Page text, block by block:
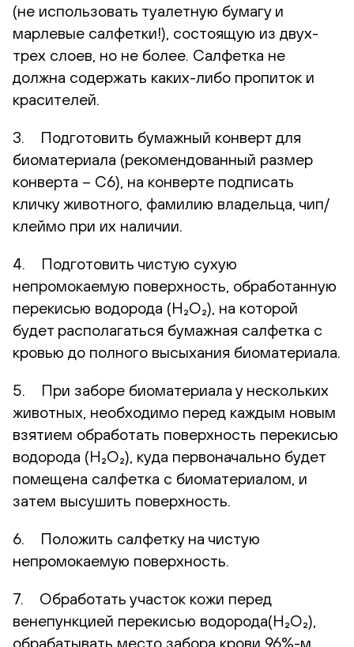
(не использовать туалетную бумагу и
марлевые салфетки!), состоящую из двух-
трех слоев, но не более. Салфетка не
должна содержать каких-либо пропиток и
красителей.
3. Подготовить бумажный конверт для
биоматериала (рекомендованный размер
конверта – С6), на конверте подписать
кличку животного, фамилию владельца, чип/
клеймо при их наличии.
4. Подготовить чистую сухую
непромокаемую поверхность, обработанную
перекисью водорода (H₂O₂), на которой
будет располагаться бумажная салфетка с
кровью до полного высыхания биоматериала.
5. При заборе биоматериала у нескольких
животных, необходимо перед каждым новым
взятием обработать поверхность перекисью
водорода (H₂O₂), куда первоначально будет
помещена салфетка с биоматериалом, и
затем высушить поверхность.
6. Положить салфетку на чистую
непромокаемую поверхность.
7. Обработать участок кожи перед
венепункцией перекисью водорода(H₂O₂),
обрабатывать место забора крови 96%-м